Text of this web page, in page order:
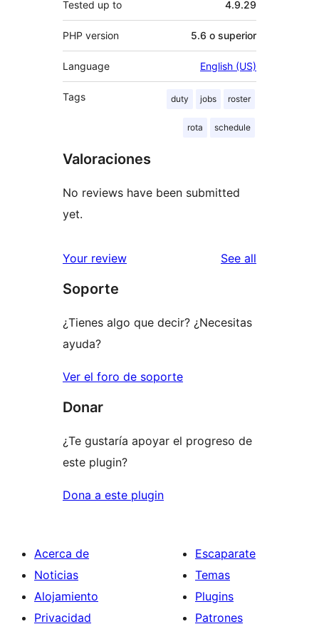
Tested up to 4.9.29
PHP version 5.6 o superior
Language English (US)
Tags duty jobs roster
rota schedule
Valoraciones
No reviews have been submitted
yet.
Your review See all
Soporte
¿Tienes algo que decir? ¿Necesitas
ayuda?
Ver el foro de soporte
Donar
¿Te gustaría apoyar el progreso de
este plugin?
Dona a este plugin
Acerca de
Noticias
Alojamiento
Privacidad
Escaparate
Temas
Plugins
Patrones